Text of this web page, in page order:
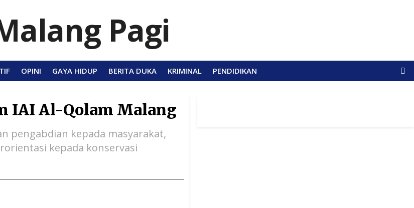
OPINI GAYA HIDUP BERITA DUKA KRIMINAL PENDIDIKAN
IAI Al-Qolam Malang
pengabdian kepada masyarakat,
kepada konservasi